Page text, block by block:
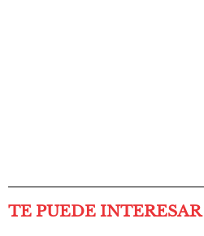
TE PUEDE INTERESAR